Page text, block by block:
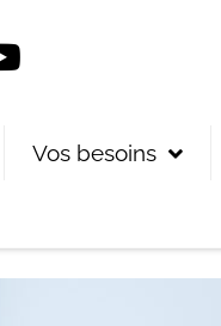
Vos besoins